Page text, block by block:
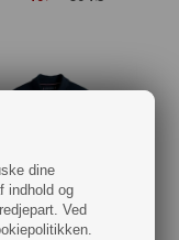
dine
indhold og
Ved